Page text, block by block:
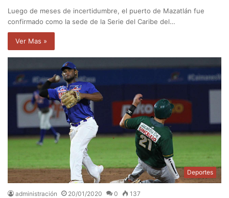
Luego de meses de incertidumbre, el puerto de Mazatlán fue
confirmado como la sede de la Serie del Caribe del…
Ver Mas »
Deportes
administración 20/01/2020 0 137